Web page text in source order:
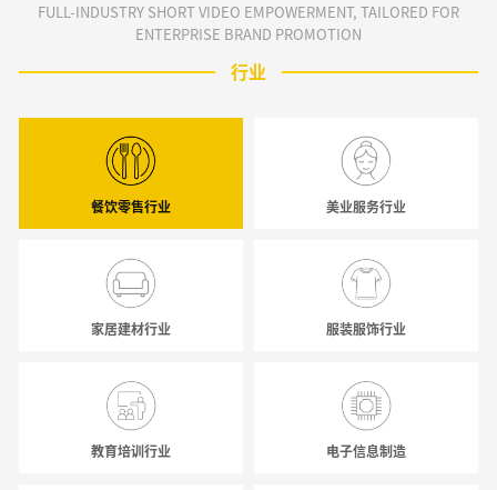
FULL-INDUSTRY SHORT VIDEO EMPOWERMENT, TAILORED FOR
ENTERPRISE BRAND PROMOTION
行业
餐饮零售行业 美业服务行业
家居建材行业 服装服饰行业
教育培训行业 电子信息制造